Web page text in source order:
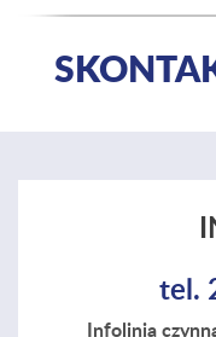
tel.
Infolinia